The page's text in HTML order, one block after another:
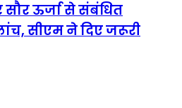
सौर ऊर्जा से संबंधित
सीएम ने दिए जरूरी